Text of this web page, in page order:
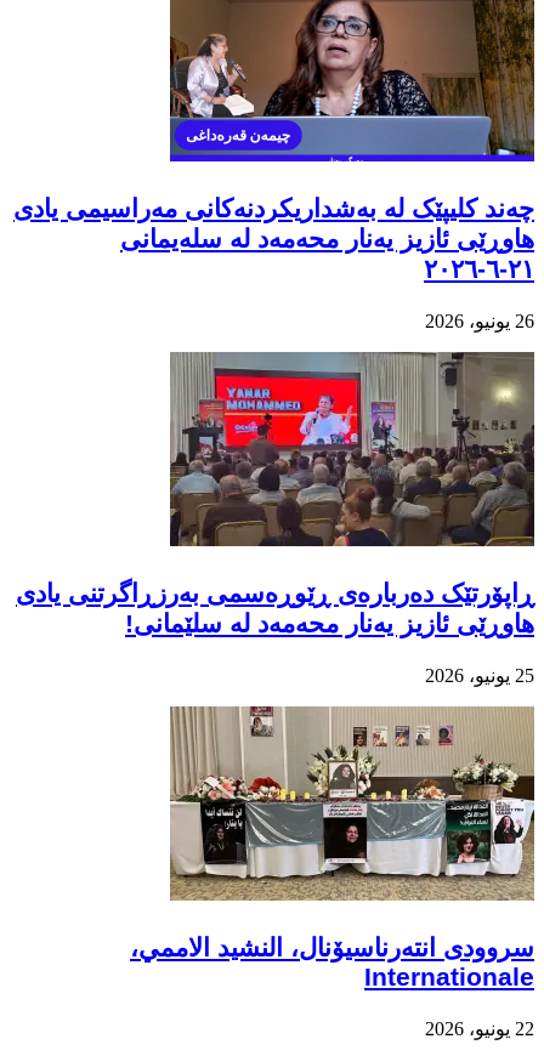
چەند کلیپێک لە بەشداریکردنەکانی مەراسیمی یادی
هاوڕێی ئازیز یەنار محەمەد لە سلەیمانی
٢١-٦-٢٠٢٦
26 يونيو، 2026
ڕاپۆرتێک دەربارەی ڕێوڕەسمی بەرزڕاگرتنی یادی
هاوڕێی ئازیز یەنار محەمەد لە سلێمانی!
25 يونيو، 2026
سروودی انتەرناسیۆنال، النشيد الاممي،
Internationale
22 يونيو، 2026